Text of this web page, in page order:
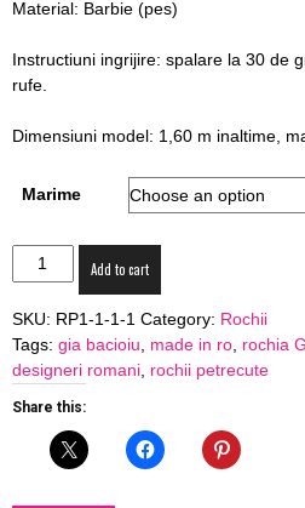
Material: Barbie (pes)
Instructiuni ingrijire: spalare la 30 de
rufe.
Dimensiuni model: 1,60 m inaltime,
Marime
Rochie
petrecuta
"Summer
Diva"
quantity
Add to cart
SKU: RP1-1-1-1 Category: Rochii
Tags: gia bacioiu made in ro rochia
designeri romani rochii petrecute
Share this: